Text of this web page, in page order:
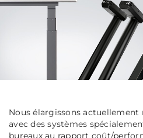
Nous élargissons
avec des systèmes